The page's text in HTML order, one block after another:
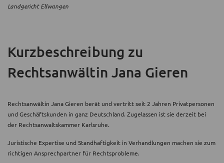
Landgericht Ellwangen
Kurzbeschreibung zu
Rechtsanwältin Jana Gieren
Rechtsanwältin Jana Gieren berät und vertritt seit 2 Jahren Privatpersonen
und Geschäftskunden in ganz Deutschland. Zugelassen ist sie derzeit bei
der Rechtsanwaltskammer Karlsruhe.
Juristische Expertise und Standhaftigkeit in Verhandlungen machen sie zum
richtigen Ansprechpartner für Rechtsprobleme.